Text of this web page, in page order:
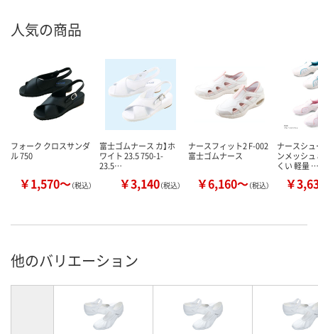
人気の商品
フォーク クロスサンダ
ル 750
￥1,570～（税込）
富士ゴムナース カ】ホ
ワイト 23.5 750-1-
23.5…
￥3,140（税込）
ナースフィット2 F-002
富士ゴムナース
￥6,160～（税込）
ナースシ
ンメッシ
くい 軽量 …
￥
他のバリエーション